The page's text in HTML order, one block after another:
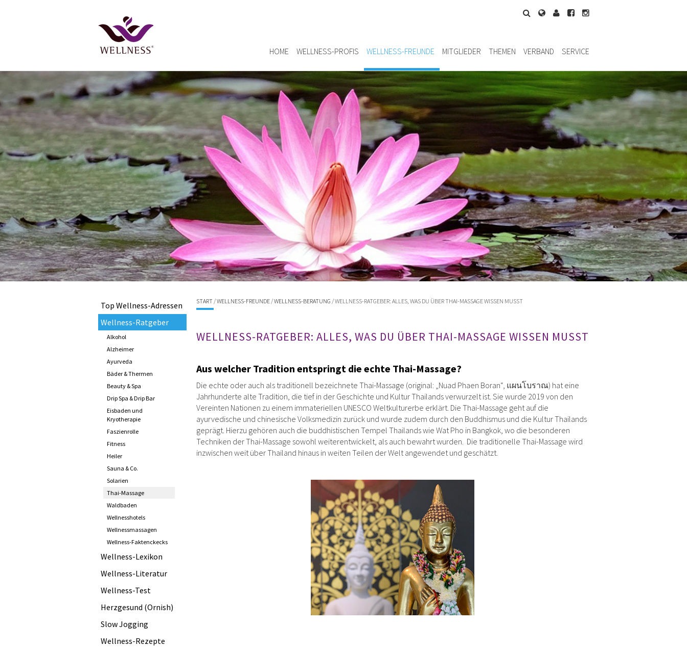
HOME WELLNESS-PROFIS WELLNESS-FREUNDE MITGLIEDER THEMEN VERBAND SERVICE
Top Wellness-Adressen
Wellness-Ratgeber
Alkohol
Alzheimer
Ayurveda
Bäder & Thermen
Beauty & Spa
Drip Spa & Drip Bar
Eisbaden und
Kryotherapie
Faszienrolle
Fitness
Heiler
Sauna & Co.
Solarien
Thai-Massage
Waldbaden
Wellnesshotels
Wellnessmassagen
Wellness-Faktenckecks
Wellness-Lexikon
Wellness-Literatur
Wellness-Test
Herzgesund (Ornish)
Slow Jogging
Wellness-Rezepte
START/WELLNESS-FREUNDE/WELLNESS-BERATUNG / WELLNESS-RATGEBER: ALLES, WAS DU ÜBER THAI-MASSAGE WISSEN MUSST
WELLNESS-RATGEBER: ALLES, WAS DU ÜBER THAI-MASSAGE WISSEN MUSST
Aus welcher Tradition entspringt die echte Thai-Massage?
Die echte oder auch als traditionell bezeichnete Thai-Massage (original: „Nuad Phaen Boran“, แผนโบราณ) hat eine
Jahrhunderte alte Tradition, die tief in der Geschichte und Kultur Thailands verwurzelt ist. Sie wurde 2019 von den
Vereinten Nationen zu einem immateriellen UNESCO Weltkulturerbe erklärt. Die Thai-Massage geht auf die
ayurvedische und chinesische Volksmedizin zurück und wurde zudem durch den Buddhismus und die Kultur Thailands
geprägt. Hierzu gehören auch die buddhistischen Tempel Thailands wie Wat Pho in Bangkok, wo die besonderen
Techniken der Thai-Massage sowohl weiterentwickelt, als auch bewahrt wurden. Die traditionelle Thai-Massage wird
inzwischen weit über Thailand hinaus in weiten Teilen der Welt angewendet und geschätzt.